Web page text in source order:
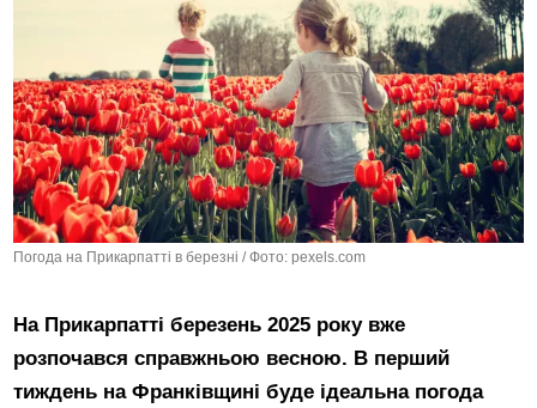
Погода на Прикарпатті в березні / Фото: pexels.com
На Прикарпатті березень 2025 року вже
розпочався справжньою весною. В перший
тиждень на Франківщині буде ідеальна погода